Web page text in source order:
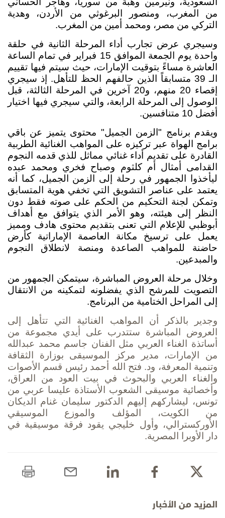
من المغرب، ومنصور البرغوثي من الأردن، وهدية
التركي من مصر، ومحمد أمين من المغرب.
وسيجري عرض تجارب أداء المرحلة الثانية في حلقة
واحدة يوم الجمعة الموافق 15 فبراير في تمام الساعة
العاشرة مساءً بتوقيت الإمارات، حيث سيتم فيها تقييم
الـ 39 متسابقاً الذين حالفهم الحظ للتأهل. إذ سيجري
إقصاء 20 منهم، و20 آخرين في المرحلة الثالثة، قبل
الوصول إلى المرحلة الرابعة، والتي سيجري فيها اختيار
أفضل 10 متنافسين.
ويقدم برنامج "الزمن الجميل" محتوى يتميز عن باقي
برامج الهواة عبر تركيزه على المواهب الغنائية الطربية
القادرة على تقديم أداء غنائي مماثل للذي قدمه النجوم
القدامى أمثال أم كلثوم وصباح فخري ومحمد عبده
ليأخذوا الجمهور في رحلة إلى الزمن الجميل، كما أنه
يعتمد على عناصر التشويق التي تخفي هوية المتسابق
وتمكن لجنة التحكيم من الحكم على صوته فقط دون
النظر إلى هيئته، وهو الأمر الذي يتوافق مع أهداف
أبوظبي للإعلام التي تعنى بتقديم محتوى هادف ومميز
يعمل على ترسيخ مكانة العاصمة الإماراتية كأرض
حاضنة للمواهب الصاعدة ومنصة لانطلاق النجوم
والمبدعين.
وخلال مرحلة العروض المباشرة، سيتمكن الجمهور من
التصويت للمرشح الذي يفضلونه لتمكينه من الانتقال
إلى المراحل الختامية من البرنامج.
وجدير بالذكر أن المواهب الغنائية التي تتأهل إلى
العروض المباشرة ستتدرب على أيدي مجموعة من
أساتذة الغناء العربي مثل الفنان جاسم محمد عبدالله
من الإمارات، مدير مركز الموسيقى بوزارة الثقافة
وتنمية المعرفة، ود. فتح الله أحمد رئيس قسم الأصوات
والغناء العربي والبحوث في بيت العود من العراق،
وأخصائية موسيقى الشعوب الأستاذة عليسا عربي من
تونس، ليشاركهم إليهم الدكتور سليمان غنام الديكان
من الكويت، المؤلف والموزع الموسيقي
الأوركسترالي، وأول خليجي يقود فرقة موسيقية في
دار الأوبرا المصرية.
المزيد من الأخبار